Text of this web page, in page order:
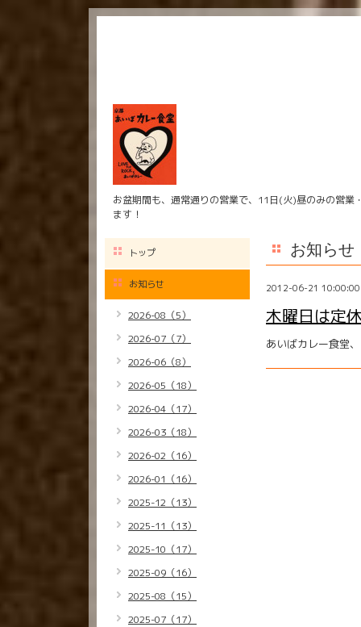
お盆期間も、通常通りの営業で、11日(火)昼のみの営
ます！
お知らせ
2012-06-21 10:00:00
木曜日は定
あいばカレー食堂
トップ
お知らせ
2026-08（5）
2026-07（7）
2026-06（8）
2026-05（18）
2026-04（17）
2026-03（18）
2026-02（16）
2026-01（16）
2025-12（13）
2025-11（13）
2025-10（17）
2025-09（16）
2025-08（15）
2025-07（17）